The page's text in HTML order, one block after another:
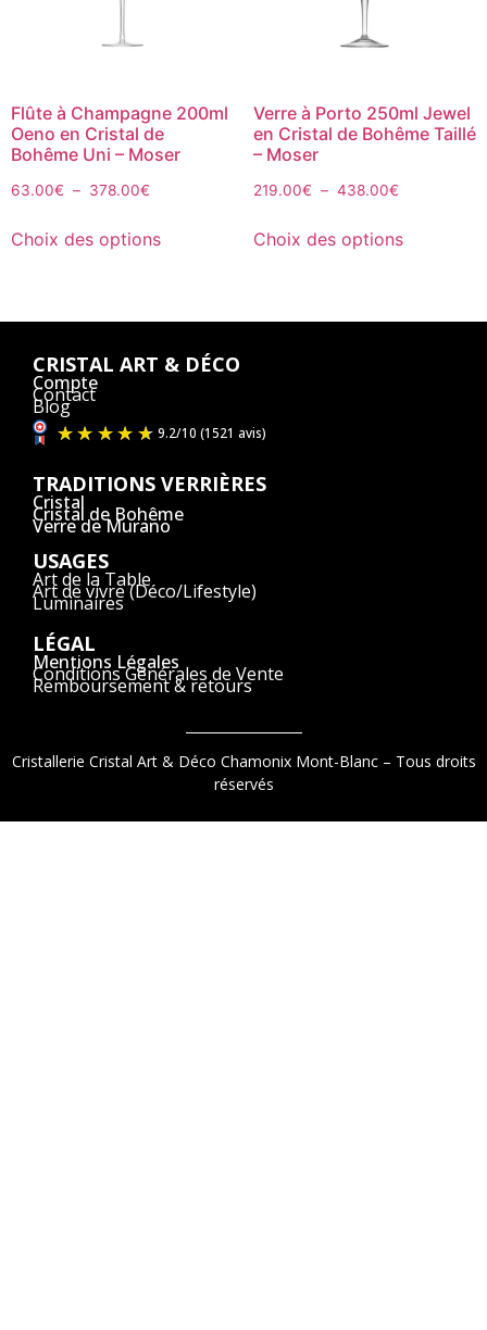
Flûte à Champagne 200ml
Oeno en Cristal de
Bohême Uni – Moser
63.00€ – 378.00€
Choix des options
Verre à Porto 250ml Jewel
en Cristal de Bohême Taillé
– Moser
219.00€ – 438.00€
Choix des options
CRISTAL ART & DÉCO
Compte
Contact
Blog
TRADITIONS VERRIÈRES
Cristal
Cristal de Bohême
Verre de Murano
USAGES
Art de la Table
Art de vivre (Déco/Lifestyle)
Luminaires
LÉGAL
Mentions Légales
Conditions Générales de Vente
Remboursement & retours
Cristallerie Cristal Art & Déco Chamonix Mont-Blanc – Tous droits
réservés